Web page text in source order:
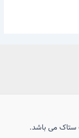
ستاک می باشد.